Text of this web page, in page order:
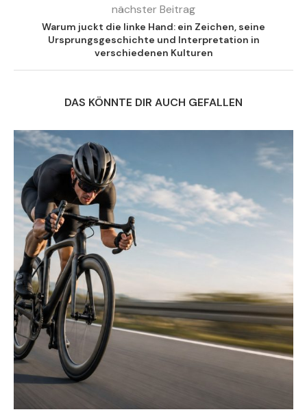
nächster Beitrag
Warum juckt die linke Hand: ein Zeichen, seine
Ursprungsgeschichte und Interpretation in
verschiedenen Kulturen
DAS KÖNNTE DIR AUCH GEFALLEN